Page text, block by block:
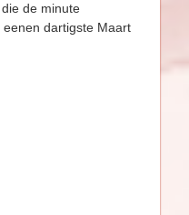
de minute
dartigste Maart